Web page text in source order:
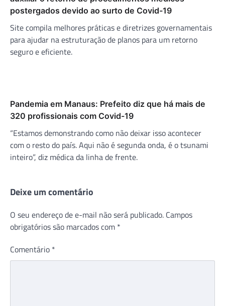
postergados devido ao surto de Covid-19
Site compila melhores práticas e diretrizes governamentais
para ajudar na estruturação de planos para um retorno
seguro e eficiente.
Pandemia em Manaus: Prefeito diz que há mais de
320 profissionais com Covid-19
“Estamos demonstrando como não deixar isso acontecer
com o resto do país. Aqui não é segunda onda, é o tsunami
inteiro”, diz médica da linha de frente.
Deixe um comentário
O seu endereço de e-mail não será publicado. Campos
obrigatórios são marcados com *
Comentário *